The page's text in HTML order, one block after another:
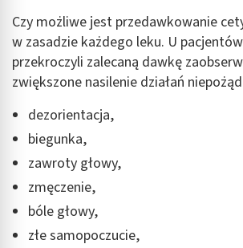
Czy możliwe jest przedawkowanie
w zasadzie każdego leku. U
przekroczyli zalecaną dawkę
zwiększone nasilenie działań
dezorientacja,
biegunka,
zawroty głowy,
zmęczenie,
bóle głowy,
złe samopoczucie,